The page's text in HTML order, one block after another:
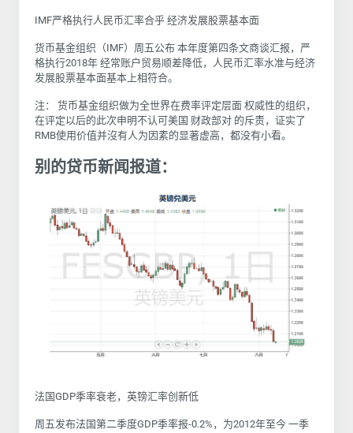
IMF严格执行人民币汇率合乎 经济发展股票基本面
货币基金组织（IMF）周五公布 本年度第四条文商谈汇报，严
格执行2018年 经常账户贸易顺差降低，人民币汇率水准与经济
发展股票基本面基本上相符合。
注： 货币基金组织做为全世界在费率评定层面 权威性的组织，
在评定以后的此次申明不认可美国 财政部对 的斥责，证实了
RMB使用价值并沒有人为因素的显著虚高，都没有小看。
别的贷币新闻报道：
法国GDP季率衰老，英镑汇率创新低
周五发布法国第二季度GDP季率报-0.2%，为2012年至今 一季